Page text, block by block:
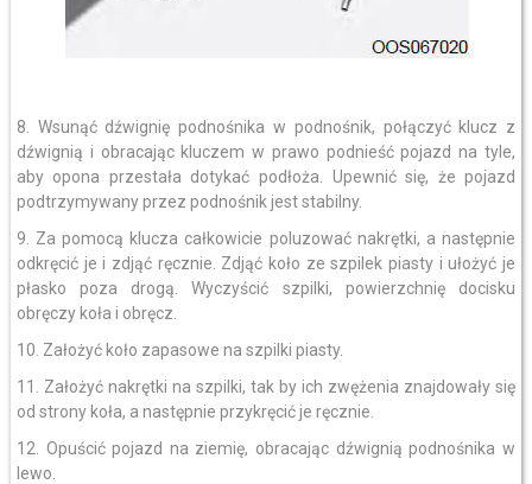
8. Wsunąć dźwignię podnośnika w podnośnik, połączyć klucz z
dźwignią i obracając kluczem w prawo podnieść pojazd na tyle,
aby opona przestała dotykać podłoża. Upewnić się, że pojazd
podtrzymywany przez podnośnik jest stabilny.
9. Za pomocą klucza całkowicie poluzować nakrętki, a następnie
odkręcić je i zdjąć ręcznie. Zdjąć koło ze szpilek piasty i ułożyć je
płasko poza drogą. Wyczyścić szpilki, powierzchnię docisku
obręczy koła i obręcz.
10. Założyć koło zapasowe na szpilki piasty.
11. Założyć nakrętki na szpilki, tak by ich zwężenia znajdowały się
od strony koła, a następnie przykręcić je ręcznie.
12. Opuścić pojazd na ziemię, obracając dźwignią podnośnika w
lewo.